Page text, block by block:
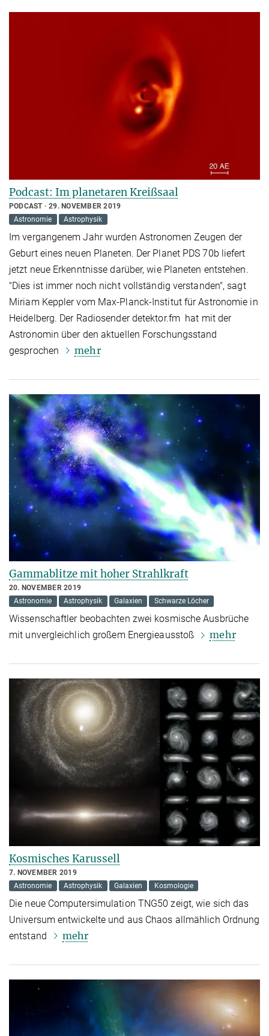
Podcast: Im planetaren Kreißsaal
PODCAST
29. NOVEMBER 2019
Astronomie
Astrophysik
Im vergangenem Jahr wurden Astronomen Zeugen der
Geburt eines neuen Planeten. Der Planet PDS 70b liefert
jetzt neue Erkenntnisse darüber, wie Planeten entstehen.
"Dies ist immer noch nicht vollständig verstanden", sagt
Miriam Keppler vom Max-Planck-Institut für Astronomie in
Heidelberg. Der Radiosender detektor.fm hat mit der
Astronomin über den aktuellen Forschungsstand
gesprochen
mehr
Gammablitze mit hoher Strahlkraft
20. NOVEMBER 2019
Astronomie
Astrophysik Galaxien Schwarze Löcher
Wissenschaftler beobachten zwei kosmische Ausbrüche
mit unvergleichlich großem Energieausstoß
mehr
Kosmisches Karussell
7. NOVEMBER 2019
Astronomie
Astrophysik Galaxien Kosmologie
Die neue Computersimulation TNG50 zeigt, wie sich das
Universum entwickelte und aus Chaos allmählich Ordnung
entstand
mehr